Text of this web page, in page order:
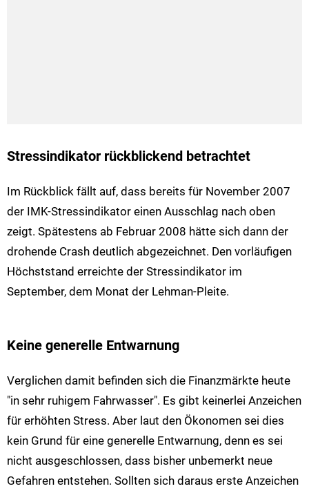
Stressindikator rückblickend betrachtet
Im Rückblick fällt auf, dass bereits für November 2007
der IMK-Stressindikator einen Ausschlag nach oben
zeigt. Spätestens ab Februar 2008 hätte sich dann der
drohende Crash deutlich abgezeichnet. Den vorläufigen
Höchststand erreichte der Stressindikator im
September, dem Monat der Lehman-Pleite.
Keine generelle Entwarnung
Verglichen damit befinden sich die Finanzmärkte heute
"in sehr ruhigem Fahrwasser". Es gibt keinerlei Anzeichen
für erhöhten Stress. Aber laut den Ökonomen sei dies
kein Grund für eine generelle Entwarnung, denn es sei
nicht ausgeschlossen, dass bisher unbemerkt neue
Gefahren entstehen. Sollten sich daraus erste Anzeichen